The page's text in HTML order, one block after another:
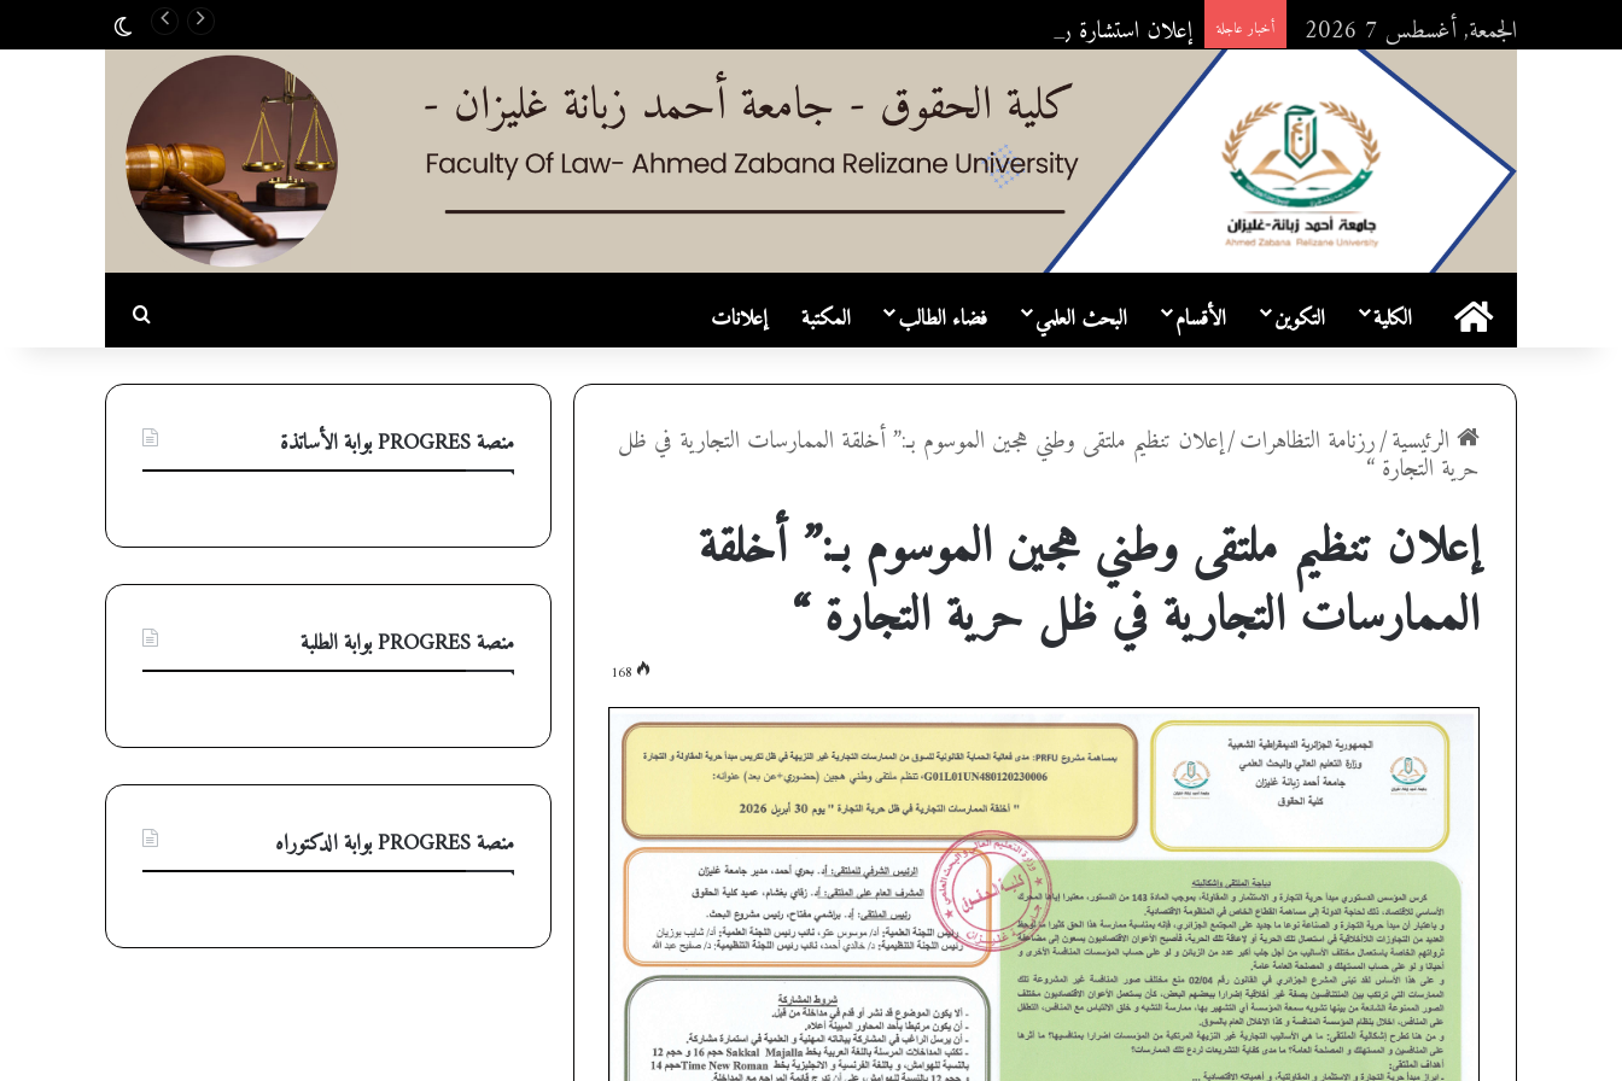
الجمعة, أغسطس 7 2026 أخبار عاجلة إعلان استشارة رقم 2026/03
الرئيسيةالكلية التكوين الأقسام البحث العلمي فضاء الطالب المكتبة إعلانات
الرئيسية/رزنامة التظاهرات/إعلان تنظيم ملتقى وطني هجين الموسوم بـ:” أخلقة الممارسات التجارية في ظل حرية التجارة “
إعلان تنظيم ملتقى وطني هجين الموسوم بـ:” أخلقة
الممارسات التجارية في ظل حرية التجارة “
168
منصة PROGRES بوابة الأساتذة
منصة PROGRES بوابة الطلبة
منصة PROGRES بوابة الدكتوراه